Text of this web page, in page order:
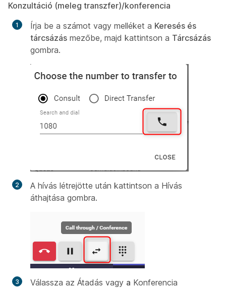
Konzultáció (meleg transzfer)/konferencia
Írja be a számot vagy melléket a Keresés és
tárcsázás mezőbe, majd kattintson a Tárcsázás
gombra.
A hívás létrejötte után kattintson a Hívás
áthajtása gombra.
Válassza az Átadás vagy a Konferencia